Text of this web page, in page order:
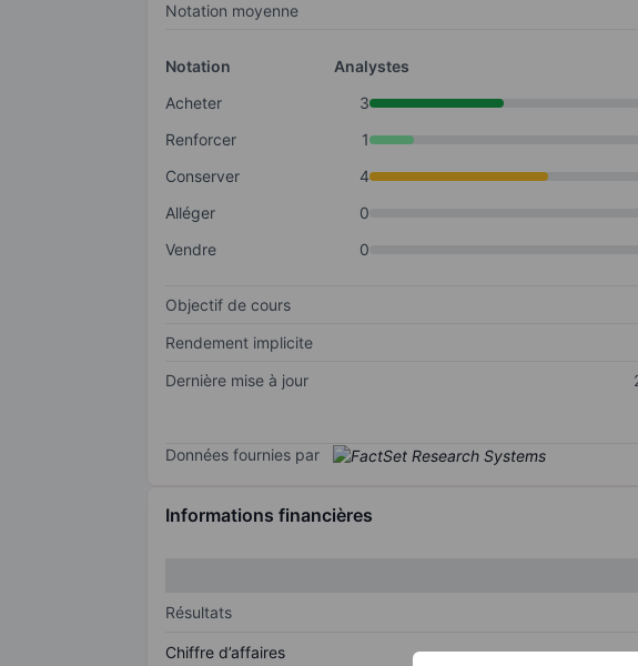
Notation moyenne
Notation
Analystes
Acheter
3
Renforcer
1
Conserver
4
Alléger
0
Vendre
0
Objectif de cours
Rendement implicite
Dernière mise à jour
Données fournies par
Informations financières
Résultats
Chiffre d’affaires